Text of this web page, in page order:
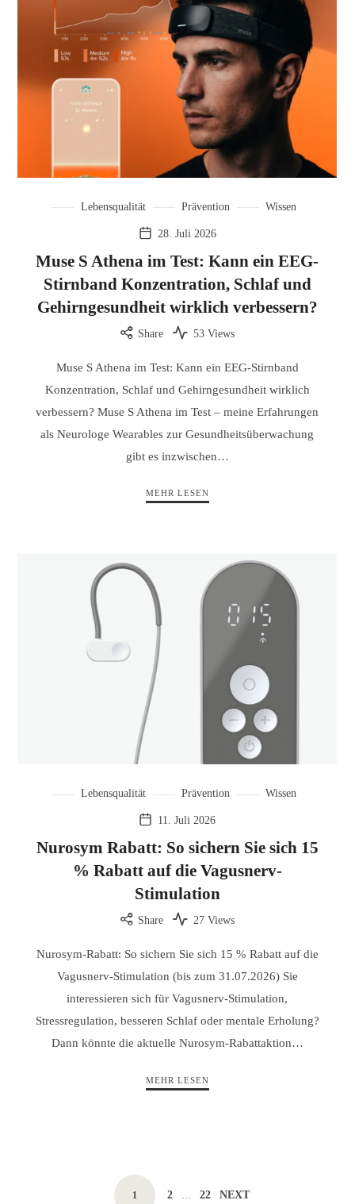
Lebensqualität Prävention Wissen
28. Juli 2026
Muse S Athena im Test: Kann ein EEG-
Stirnband Konzentration, Schlaf und
Gehirngesundheit wirklich verbessern?
Share 53 Views
Muse S Athena im Test: Kann ein EEG-Stirnband
Konzentration, Schlaf und Gehirngesundheit wirklich
verbessern? Muse S Athena im Test – meine Erfahrungen
als Neurologe Wearables zur Gesundheitsüberwachung
gibt es inzwischen…
MEHR LESEN
Lebensqualität Prävention Wissen
11. Juli 2026
Nurosym Rabatt: So sichern Sie sich 15
% Rabatt auf die Vagusnerv-
Stimulation
Share 27 Views
Nurosym-Rabatt: So sichern Sie sich 15 % Rabatt auf die
Vagusnerv-Stimulation (bis zum 31.07.2026) Sie
interessieren sich für Vagusnerv-Stimulation,
Stressregulation, besseren Schlaf oder mentale Erholung?
Dann könnte die aktuelle Nurosym-Rabattaktion…
MEHR LESEN
PAGE
1 PAGE
2 … PAGE
22 NEXT